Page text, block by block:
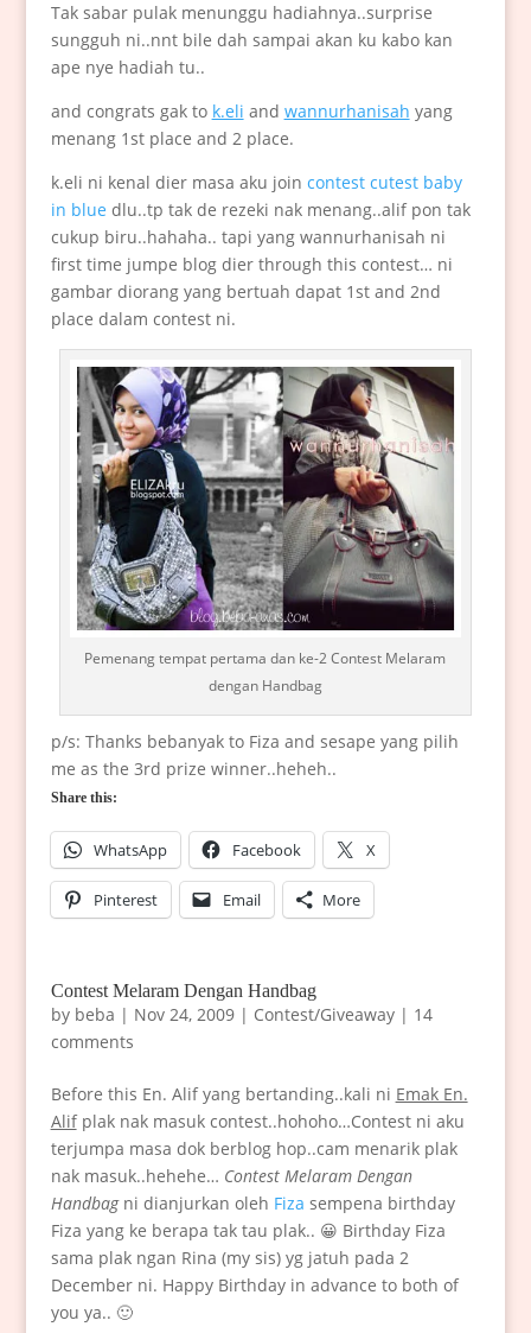
Tak sabar pulak menunggu hadiahnya..surprise
sungguh ni..nnt bile dah sampai akan ku kabo kan
ape nye hadiah tu..
and congrats gak to k.eli and wannurhanisah yang
menang 1st place and 2 place.
k.eli ni kenal dier masa aku join contest cutest baby
in blue dlu..tp tak de rezeki nak menang..alif pon tak
cukup biru..hahaha.. tapi yang wannurhanisah ni
first time jumpe blog dier through this contest… ni
gambar diorang yang bertuah dapat 1st and 2nd
place dalam contest ni.
Pemenang tempat pertama dan ke-2 Contest Melaram
dengan Handbag
p/s: Thanks bebanyak to Fiza and sesape yang pilih
me as the 3rd prize winner..heheh..
Share this:
WhatsApp Facebook X
Pinterest Email More
Contest Melaram Dengan Handbag
by beba | Nov 24, 2009| Contest/Giveaway| 14
comments
Before this En. Alif yang bertanding..kali ni Emak En.
Alifplak nak masuk contest..hohoho…Contest ni aku
terjumpa masa dok berblog hop..cam menarik plak
nak masuk..hehehe… Contest Melaram Dengan
Handbagni dianjurkan oleh Fiza sempena birthday
Fiza yang ke berapa tak tau plak.. 😀 Birthday Fiza
sama plak ngan Rina (my sis) yg jatuh pada 2
December ni. Happy Birthday in advance to both of
you ya.. 🙂